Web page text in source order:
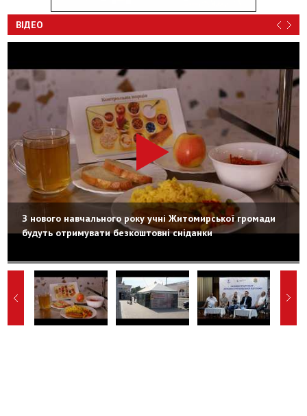
ВІДЕО
З нового навчального року учні Житомирської громади
будуть отримувати безкоштовні сніданки